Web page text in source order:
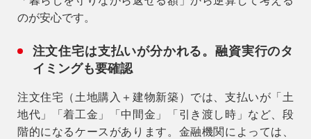
のが安心です。
注文住宅は支払いが分かれる。融資実行のタ
イミングも要確認
注文住宅（土地購入＋建物新築）では、支払いが「土
地代」「着工金」「中間金」「引き渡し時」など、段
階的になるケースがあります。金融機関によっては、